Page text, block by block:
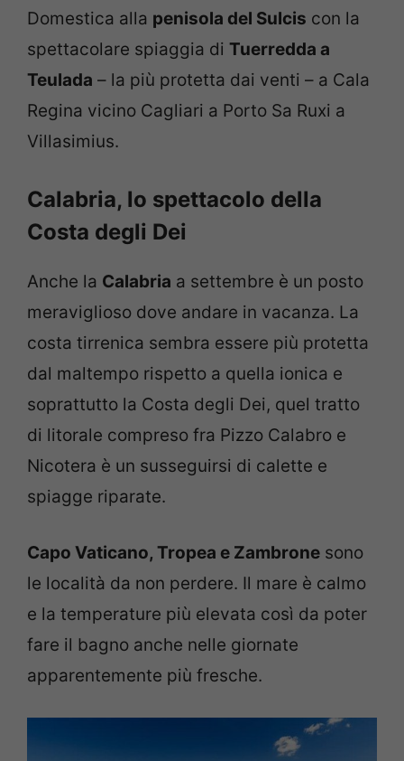
Domestica alla penisola del Sulcis con la
spettacolare spiaggia di Tuerredda a
Teulada – la più protetta dai venti – a Cala
Regina vicino Cagliari a Porto Sa Ruxi a
Villasimius.
Calabria, lo spettacolo della
Costa degli Dei
Anche la Calabria a settembre è un posto
meraviglioso dove andare in vacanza. La
costa tirrenica sembra essere più protetta
dal maltempo rispetto a quella ionica e
soprattutto la Costa degli Dei, quel tratto
di litorale compreso fra Pizzo Calabro e
Nicotera è un susseguirsi di calette e
spiagge riparate.
Capo Vaticano, Tropea e Zambrone sono
le località da non perdere. Il mare è calmo
e la temperature più elevata così da poter
fare il bagno anche nelle giornate
apparentemente più fresche.